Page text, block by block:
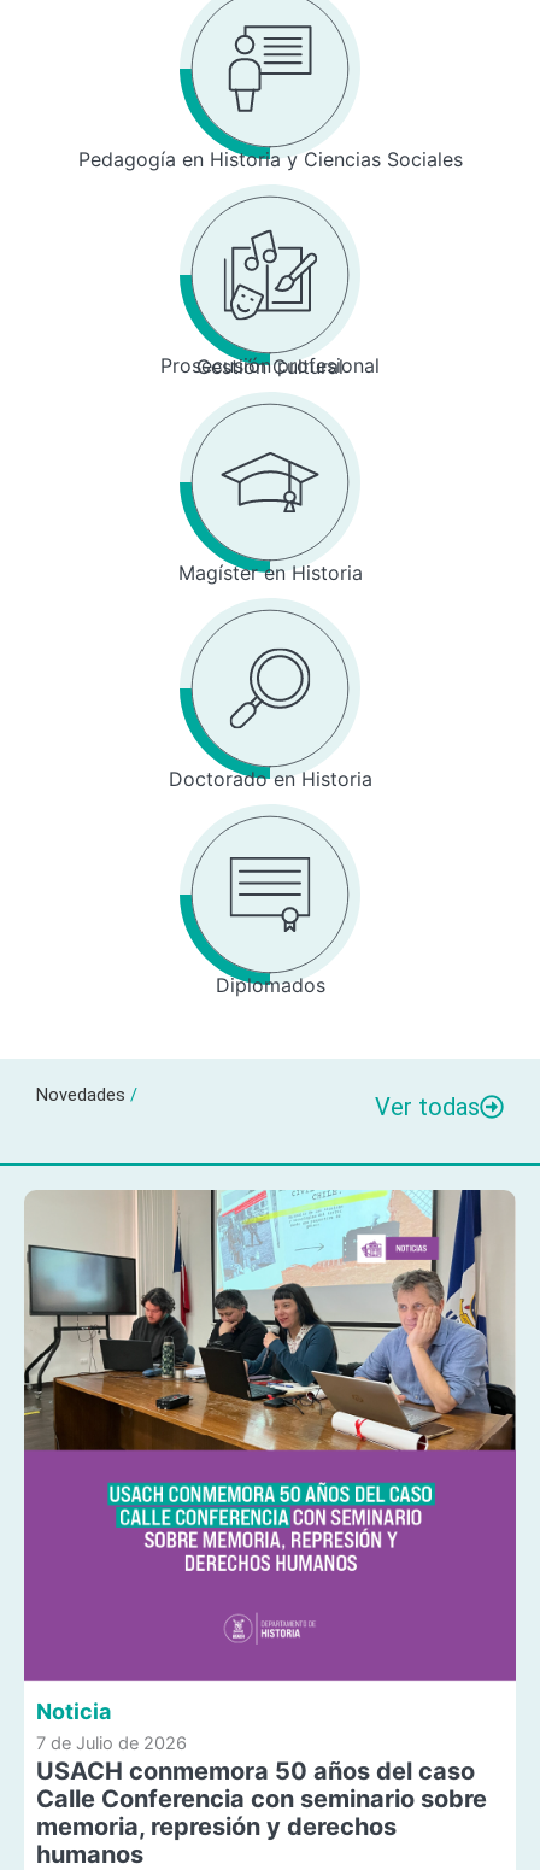
Pedagogía en Historia y Ciencias Sociales
Prosecusión profesional
Gestión Cultural
Magíster en Historia
Doctorado en Historia
Diplomados
Novedades / Ver todas
Noticia
7 de Julio de 2026
USACH conmemora 50 años del caso
Calle Conferencia con seminario sobre
memoria, represión y derechos
humanos